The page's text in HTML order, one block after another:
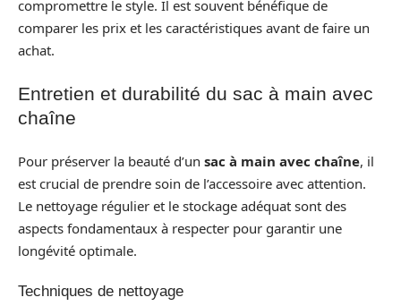
compromettre le style. Il est souvent bénéfique de
comparer les prix et les caractéristiques avant de faire un
achat.
Entretien et durabilité du sac à main avec
chaîne
Pour préserver la beauté d’un sac à main avec chaîne, il
est crucial de prendre soin de l’accessoire avec attention.
Le nettoyage régulier et le stockage adéquat sont des
aspects fondamentaux à respecter pour garantir une
longévité optimale.
Techniques de nettoyage